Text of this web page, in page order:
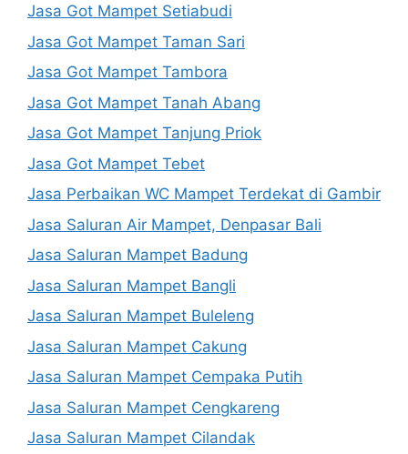
Jasa Got Mampet Setiabudi
Jasa Got Mampet Taman Sari
Jasa Got Mampet Tambora
Jasa Got Mampet Tanah Abang
Jasa Got Mampet Tanjung Priok
Jasa Got Mampet Tebet
Jasa Perbaikan WC Mampet Terdekat di Gambir
Jasa Saluran Air Mampet, Denpasar Bali
Jasa Saluran Mampet Badung
Jasa Saluran Mampet Bangli
Jasa Saluran Mampet Buleleng
Jasa Saluran Mampet Cakung
Jasa Saluran Mampet Cempaka Putih
Jasa Saluran Mampet Cengkareng
Jasa Saluran Mampet Cilandak